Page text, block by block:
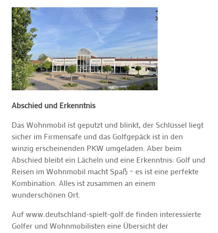
Abschied und Erkenntnis
Das Wohnmobil ist geputzt und blinkt, der Schlüssel liegt
sicher im Firmensafe und das Golfgepäck ist in den
winzig erscheinenden PKW umgeladen. Aber beim
Abschied bleibt ein Lächeln und eine Erkenntnis: Golf und
Reisen im Wohnmobil macht Spaß – es ist eine perfekte
Kombination. Alles ist zusammen an einem
wunderschönen Ort.
Auf www.deutschland-spielt-golf.de finden interessierte
Golfer und Wohnmobilisten eine Übersicht der